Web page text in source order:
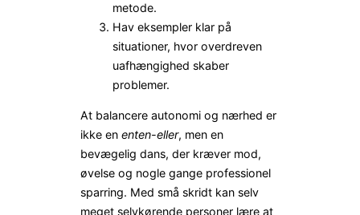
metode.
Hav eksempler klar på
situationer, hvor overdreven
uafhængighed skaber
problemer.
At balancere autonomi og nærhed er
ikke en enten-eller, men en
bevægelig dans, der kræver mod,
øvelse og nogle gange professionel
sparring. Med små skridt kan selv
meget selvkørende personer lære at